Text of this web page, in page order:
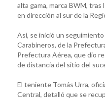
alta gama, marca BWM,
en dirección al sur de la
Así, se inició un
Carabineros, de la
Prefectura Aérea, que dio
de distancia del sitio del
El teniente Tomás Urra,
Central, detalló que se